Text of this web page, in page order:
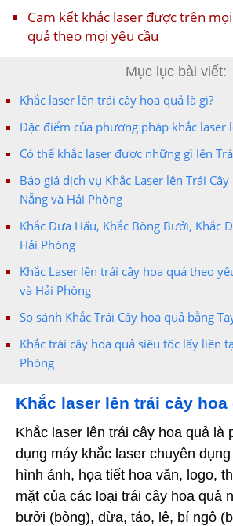
Cam kết khắc laser được trên
quả theo mọi yêu cầu
Mục lục bài viết:
Khắc laser lên trái cây hoa quả là gì?
Đặc điểm của phương pháp khắc laser
Có thể khắc laser được những gì lên
Báo giá dịch vụ Khắc Laser lên Trái
Nẵng và Hải Phòng
Khắc Dưa Hấu, Khắc Bòng Bưởi, Khắc
Hải Phòng
Khắc Laser lên trái cây hoa quả theo
và Hải Phòng
So sánh Khắc Trái Cây hoa quả bằng
Khắc trái cây hoa quả siêu tốc lấy liền
Phòng
Khắc laser lên trái cây hoa
Khắc laser lên trái cây hoa quả là
dụng máy khắc laser chuyên
hình ảnh, họa tiết hoa văn, logo,
mặt của các loại trái cây hoa quả
bưởi (bòng), dừa, táo, lê, bí ngô